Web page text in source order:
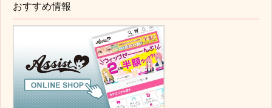
おすすめ情報